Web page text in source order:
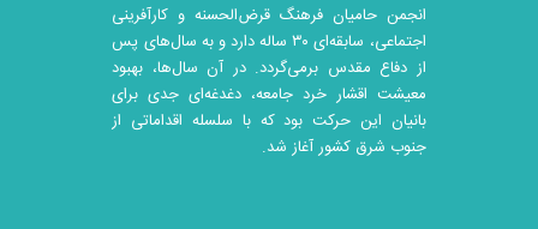
انجمن حامیان فرهنگ قرض‌الحسنه و کارآفرینی
اجتماعی، سابقه‌ای ۳۰ ساله دارد و به سال‌های پس
از دفاع مقدس برمی‌گردد. در آن سال‎‌ها، بهبود
معیشت اقشار خرد جامعه، دغدغه‌ای جدی برای
بانیان این حرکت بود که با سلسله اقداماتی از
جنوب شرق کشور آغاز شد.